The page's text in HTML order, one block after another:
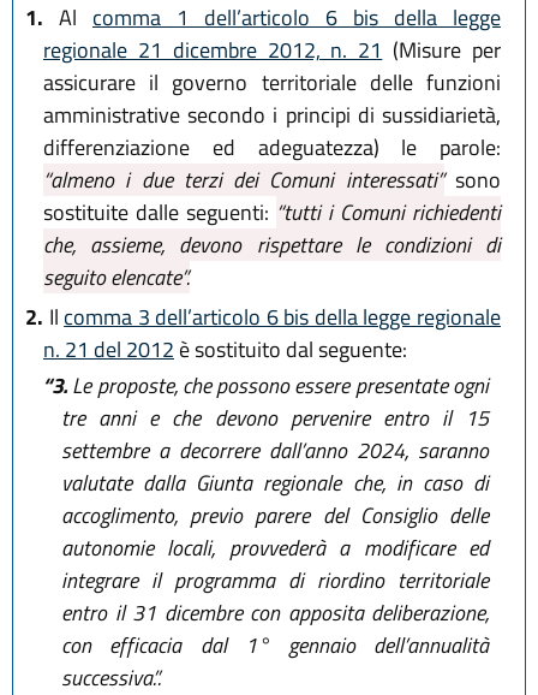
1. Al comma 1 dell’articolo 6 bis della legge
regionale 21 dicembre 2012, n. 21 (Misure per
assicurare il governo territoriale delle funzioni
amministrative secondo i principi di sussidiarietà,
differenziazione ed adeguatezza) le parole:
“almeno i due terzi dei Comuni interessati”sono
sostituite dalle seguenti: “tutti i Comuni richiedenti
che, assieme, devono rispettare le condizioni di
seguito elencate”.
2. Il comma 3 dell’articolo 6 bis della legge regionale
n. 21 del 2012 è sostituito dal seguente:
“3.Le proposte, che possono essere presentate ogni
tre anni e che devono pervenire entro il 15
settembre a decorrere dall’anno 2024, saranno
valutate dalla Giunta regionale che, in caso di
accoglimento, previo parere del Consiglio delle
autonomie locali, provvederà a modificare ed
integrare il programma di riordino territoriale
entro il 31 dicembre con apposita deliberazione,
con efficacia dal 1° gennaio dell’annualità
successiva.”.